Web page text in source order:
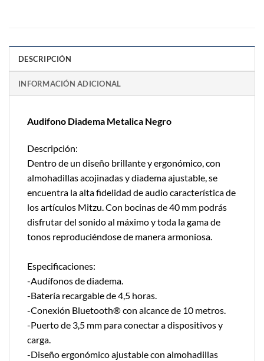
DESCRIPCIÓN
INFORMACIÓN ADICIONAL
Audifono Diadema Metalica Negro
Descripción:
Dentro de un diseño brillante y ergonómico, con
almohadillas acojinadas y diadema ajustable, se
encuentra la alta fidelidad de audio característica de
los artículos Mitzu. Con bocinas de 40 mm podrás
disfrutar del sonido al máximo y toda la gama de
tonos reproduciéndose de manera armoniosa.
Especificaciones:
-Audífonos de diadema.
-Batería recargable de 4,5 horas.
-Conexión Bluetooth® con alcance de 10 metros.
-Puerto de 3,5 mm para conectar a dispositivos y
carga.
-Diseño ergonómico ajustable con almohadillas